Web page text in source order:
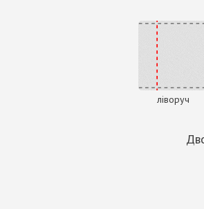
ліворуч